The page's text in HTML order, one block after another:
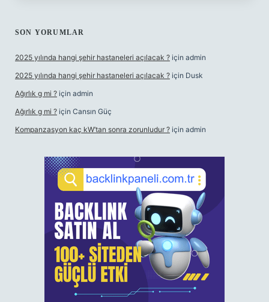
SON YORUMLAR
2025 yılında hangi şehir hastaneleri açılacak ? için admin
2025 yılında hangi şehir hastaneleri açılacak ? için Dusk
Ağırlık g mi ? için admin
Ağırlık g mi ? için Cansın Güç
Kompanzasyon kaç kW’tan sonra zorunludur ? için admin